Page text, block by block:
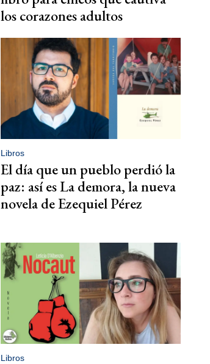
los corazones adultos
Libros
El día que un pueblo perdió la
paz: así es La demora, la nueva
novela de Ezequiel Pérez
Libros